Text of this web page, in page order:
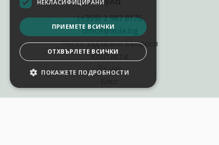
(+359) 2 987 8176
office@aula.bg
Често задавани въпроси
Контакти
За нас
НЕКЛАСИФИЦИРАНИ
ПРИЕМЕТЕ ВСИЧКИ
ОТХВЪРЛЕТЕ ВСИЧКИ
ПОКАЖЕТЕ ПОДРОБНОСТИ